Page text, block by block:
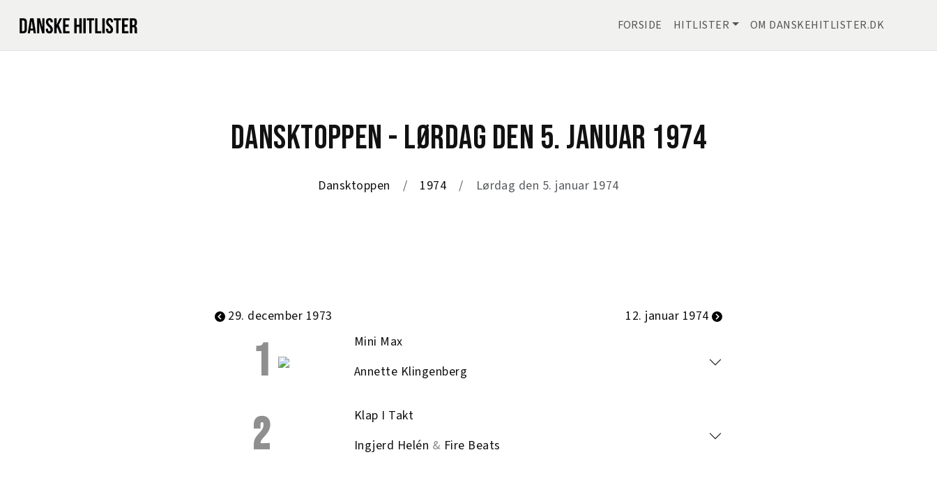
FORSIDE HITLISTER OM DANSKEHITLISTER.DK
DANSKTOPPEN - LØRDAG DEN 5. JANUAR 1974
Dansktoppen 1974 Lørdag den 5. januar 1974
29. december 1973 12. januar 1974
1
Mini Max
Annette Klingenberg
2
Klap I Takt
Ingjerd Helén & Fire Beats